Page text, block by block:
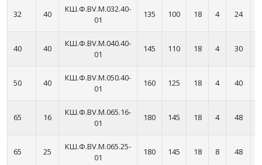
32 40
КШ.Ф.BV.М.032.40-
01
135 100 18 4 24
40 40
КШ.Ф.BV.М.040.40-
01
145 110 18 4 30
50 40
КШ.Ф.BV.М.050.40-
01
160 125 18 4 40
65 16
КШ.Ф.BV.М.065.16-
01
180 145 18 4 48
65 25
КШ.Ф.BV.М.065.25-
01
180 145 18 8 48